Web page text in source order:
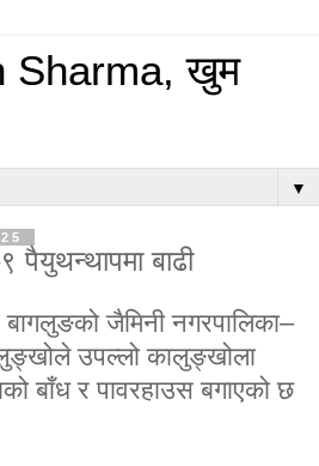
Sharma, खुम
▼
पैयुथन्थापमा बाढी
जैमिनी नगरपालिका–
उपल्लो कालुङ्खोला
बाँध र पावरहाउस बगाएको छ